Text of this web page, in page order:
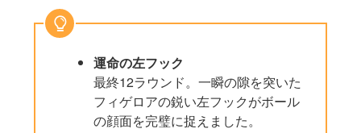
運命の左フック
最終12ラウンド。一瞬の隙を突いた
フィゲロアの鋭い左フックがボール
の顔面を完璧に捉えました。